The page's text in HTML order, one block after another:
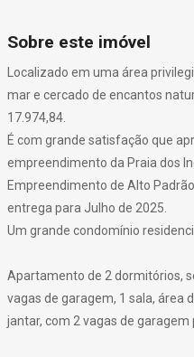
Sobre este imóvel
Localizado em uma área
mar e cercado de encantos
17.974,84.
É com grande satisfação que
empreendimento da Praia dos
Empreendimento de Alto
entrega para Julho de 2025.
Um grande condomínio
Apartamento de 2 dormitórios,
vagas de garagem, 1 sala, área
jantar, com 2 vagas de garagem